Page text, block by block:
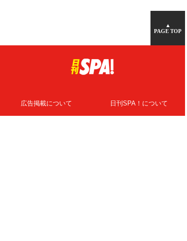
▲
PAGE TOP
広告掲載について 日刊SPA！について